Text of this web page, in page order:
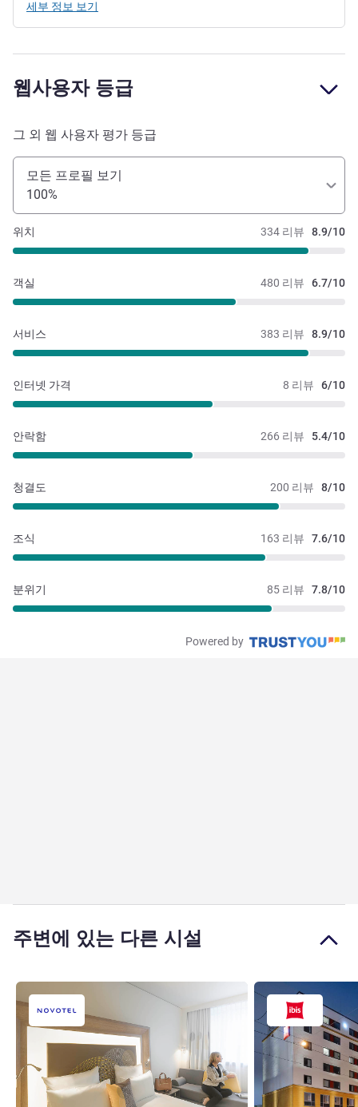
세부 정보 보기
웹사용자 등급
그 외 웹 사용자 평가 등급
모든 프로필 보기
100%
334 리뷰 8.9/10
위치
480 리뷰 6.7/10
객실
383 리뷰 8.9/10
서비스
8 리뷰 6/10
인터넷 가격
266 리뷰 5.4/10
안락함
200 리뷰 8/10
청결도
163 리뷰 7.6/10
조식
85 리뷰 7.8/10
분위기
Powered by
주변에 있는 다른 시설